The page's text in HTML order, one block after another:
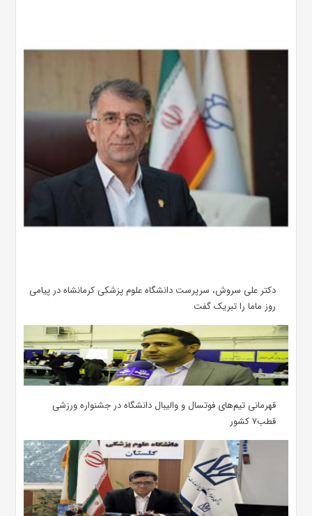
دکتر علی سروش، سرپرست دانشگاه علوم پزشکی کرمانشاه در پیامی
روز ماما را تبریک گفت
قهرمانی تیم‌های فوتسال و والیبال دانشگاه در جشنواره ورزشی
قطب۷ کشور